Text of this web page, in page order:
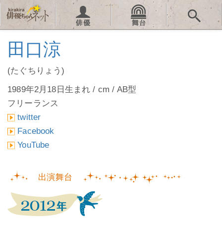
田口涼
(たぐちりょう)
1989年2月18日生まれ / cm / AB型
フリーランス
twitter
Facebook
YouTube
出演舞台